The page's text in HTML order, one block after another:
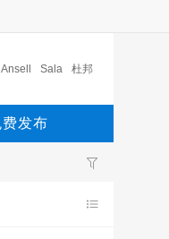
Ansell Sala 杜邦
塔
费发布